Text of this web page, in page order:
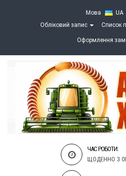
Мова
UA
Обліковий запис
Список
Оформлення
ЧАС РОБОТИ:
ЩОДЕННО З